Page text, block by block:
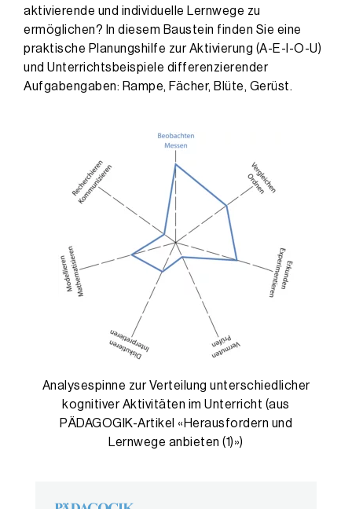
aktivierende und individuelle Lernwege zu
ermöglichen? In diesem Baustein finden Sie eine
praktische Planungshilfe zur Aktivierung (A-E-I-O-U)
und Unterrichtsbeispiele differenzierender
Aufgabengaben: Rampe, Fächer, Blüte, Gerüst.
Analysespinne zur Verteilung unterschiedlicher
kognitiver Aktivitäten im Unterricht (aus
PÄDAGOGIK-Artikel «Herausfordern und
Lernwege anbieten (1)»)